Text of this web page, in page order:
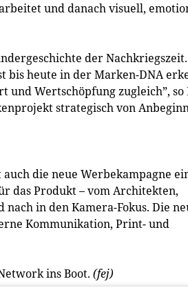
und danach visuell,
der
heute in der Marken-DNA
und Wertschöpfung zugleich”, so
strategisch von
die neue Werbekampagne
das Produkt – vom Architekten,
in den Kamera-Fokus. Die
Kommunikation, Print- und
ins Boot. (fej)